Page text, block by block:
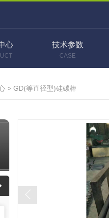
心 技术参数
CASE
> GD(等直径型)硅碳棒